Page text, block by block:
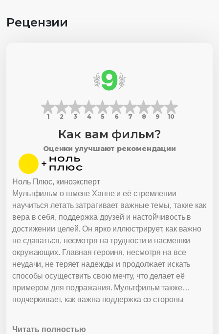
Рецензии
9
1 2 3 4 5 6 7 8 9 10
Как вам фильм?
Оценки улучшают рекомендации
Мультфильм о шмеле Ханне и её стремлении
научиться летать затрагивает важные темы, такие как
вера в себя, поддержка друзей и настойчивость в
достижении целей. Он ярко иллюстрирует, как важно
не сдаваться, несмотря на трудности и насмешки
окружающих. Главная героиня, несмотря на все
неудачи, не теряет надежды и продолжает искать
способы осуществить свою мечту, что делает её
примером для подражания. Мультфильм также
подчеркивает, как важна поддержка со стороны
Читать полностью
Ноль Плюс, киноэксперт